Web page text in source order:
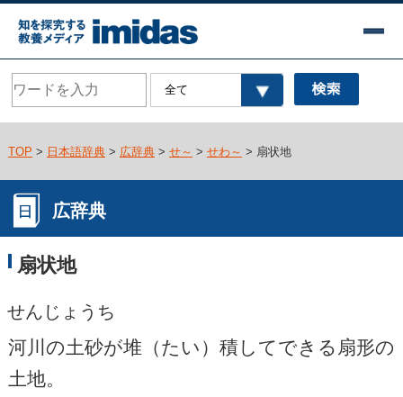
TOP > 日本語辞典> 広辞典> せ～ > せわ～ > 扇状地
広辞典
扇状地
せんじょうち
河川の土砂が堆（たい）積してできる扇形の
土地。